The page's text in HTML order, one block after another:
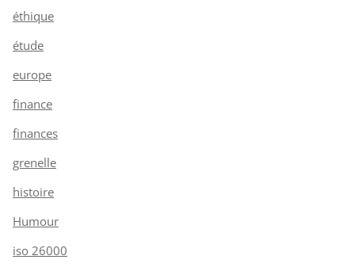
éthique
étude
europe
finance
finances
grenelle
histoire
Humour
iso 26000